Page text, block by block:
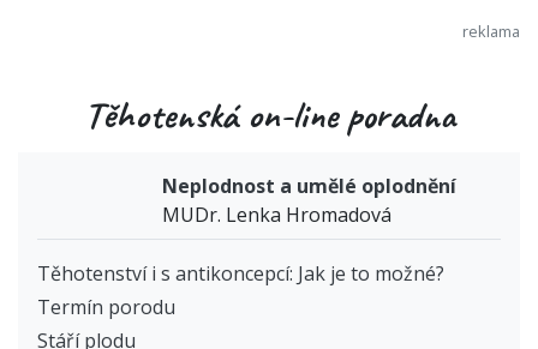
Těhotenská on-line poradna
Neplodnost a umělé oplodnění
MUDr. Lenka Hromadová
Těhotenství i s antikoncepcí: Jak je to možné?
Termín porodu
Stáří plodu